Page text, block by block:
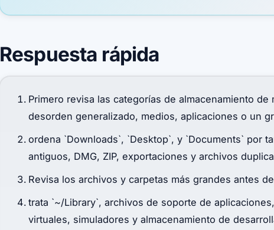
Respuesta rápida
Primero revisa las categorías de almacenamiento de
desorden generalizado, medios, aplicaciones o un
ordena `Downloads`, `Desktop`, y `Documents` por
antiguos, DMG, ZIP, exportaciones y archivos
Revisa los archivos y carpetas más grandes antes
trata `~/Library`, archivos de soporte de
virtuales, simuladores y almacenamiento de